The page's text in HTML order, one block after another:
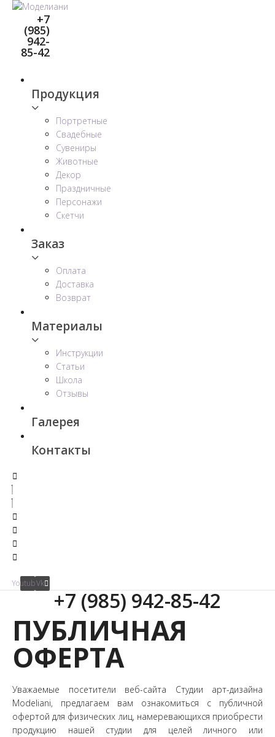
Перейти
контенту
+7
(985)
942-
85-42
Продукция
Портретные
Свадебные
Сувениры
Животные
Декор
Праздничные
Персонажи
Скетчи
Заказ
Оплата
Доставка
Возврат
Материалы
Инструкции
Статьи
Школа
Отзывы
Галерея
Контакты
YoutubeVk
+7 (985) 942-85-42
ПУБЛИЧНАЯ
ОФЕРТА
Уважаемые посетители веб-сайта Студии арт-дизайна
Modeliani, предлагаем вам ознакомиться с публичной
офертой для физических лиц, намеревающихся приобрести
продукцию нашей студии для целей личного или